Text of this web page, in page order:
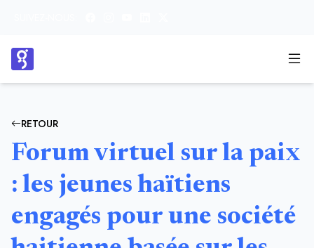
RETOUR
Forum virtuel sur la paix
: les jeunes haïtiens
engagés pour une société